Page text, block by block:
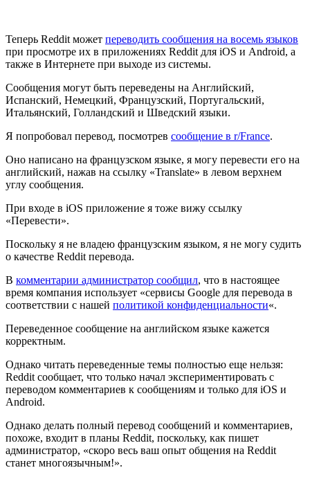
Теперь Reddit может переводить сообщения на восемь языков
при просмотре их в приложениях Reddit для iOS и Android, а
также в Интернете при выходе из системы.
Сообщения могут быть переведены на Английский,
Испанский, Немецкий, Французский, Португальский,
Итальянский, Голландский и Шведский языки.
Я попробовал перевод, посмотрев сообщение в r/France.
Оно написано на французском языке, я могу перевести его на
английский, нажав на ссылку «Translate» в левом верхнем
углу сообщения.
При входе в iOS приложение я тоже вижу ссылку
«Перевести».
Поскольку я не владею французским языком, я не могу судить
о качестве Reddit перевода.
В комментарии администратор сообщил, что в настоящее
время компания использует «сервисы Google для перевода в
соответствии с нашей политикой конфиденциальности«.
Переведенное сообщение на английском языке кажется
корректным.
Однако читать переведенные темы полностью еще нельзя:
Reddit сообщает, что только начал экспериментировать с
переводом комментариев к сообщениям и только для iOS и
Android.
Однако делать полный перевод сообщений и комментариев,
похоже, входит в планы Reddit, поскольку, как пишет
администратор, «скоро весь ваш опыт общения на Reddit
станет многоязычным!».